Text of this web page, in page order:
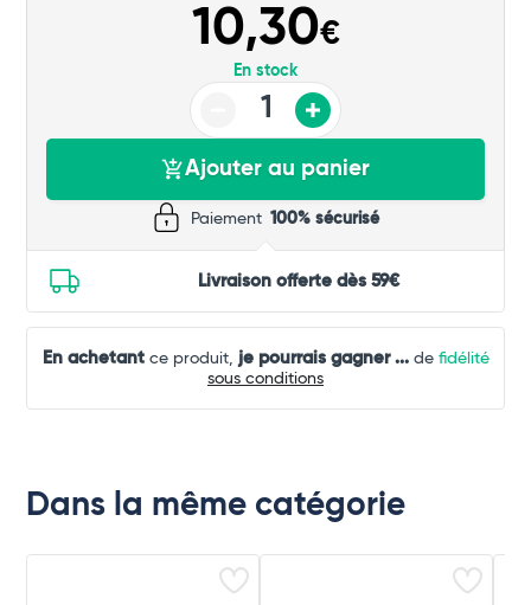
10,30€
En stock
Ajouter au panier
Paiement 100% sécurisé
Livraison offerte dès 59€
En achetantce produit, je pourrais gagner ...de fidélité
sous conditions
Dans la même catégorie